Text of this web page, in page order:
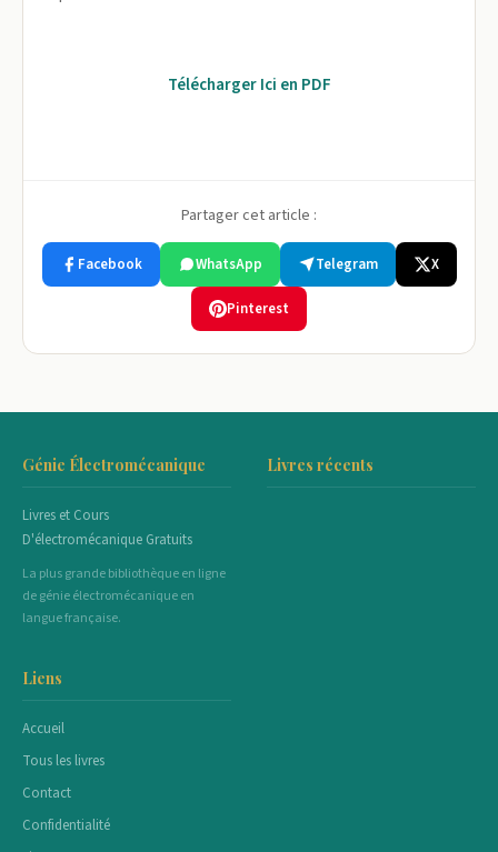
Télécharger Ici en PDF
Partager cet article :
Facebook WhatsApp Telegram X
Pinterest
Génie Électromécanique
Livres et Cours
D'électromécanique Gratuits
La plus grande bibliothèque en ligne
de génie électromécanique en
langue française.
Livres récents
Liens
Accueil
Tous les livres
Contact
Confidentialité